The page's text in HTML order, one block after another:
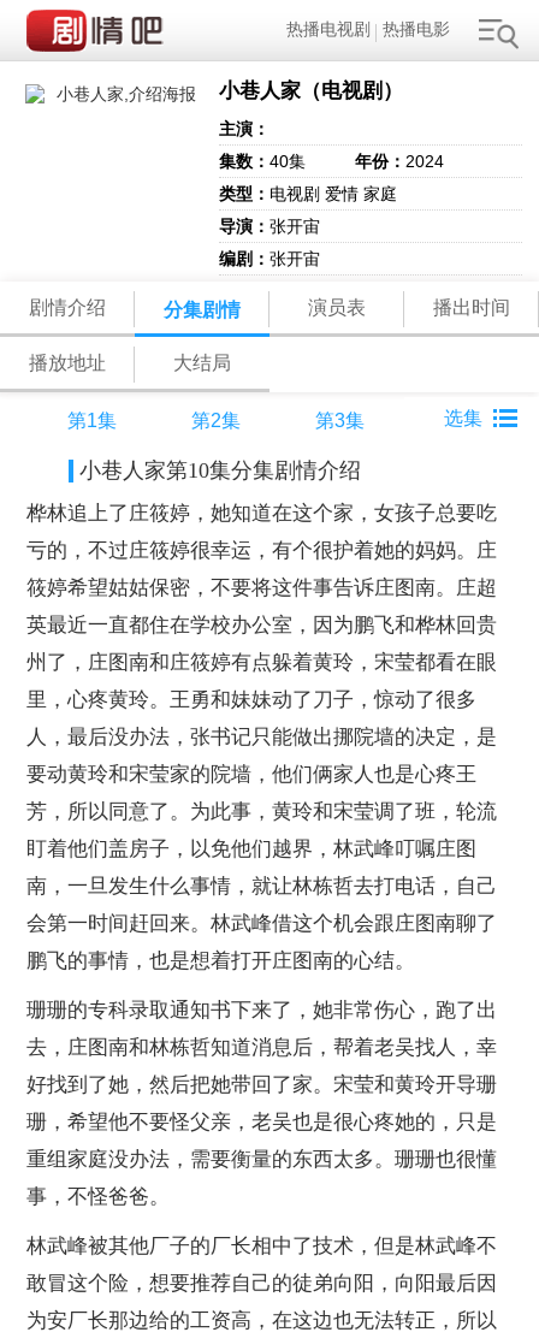
热播电视剧 热播电影
小巷人家（电视剧）
主演：
集数：40集 年份： 2024
类型： 电视剧 爱情 家庭
导演：张开宙
编剧：张开宙
剧情介绍 分集剧情 演员表 播出时间
播放地址 大结局
第1集 第2集 第3集
小巷人家第10集分集剧情介绍
桦林追上了庄筱婷，她知道在这个家，女孩子总要吃
亏的，不过庄筱婷很幸运，有个很护着她的妈妈。庄
筱婷希望姑姑保密，不要将这件事告诉庄图南。庄超
英最近一直都住在学校办公室，因为鹏飞和桦林回贵
州了，庄图南和庄筱婷有点躲着黄玲，宋莹都看在眼
里，心疼黄玲。王勇和妹妹动了刀子，惊动了很多
人，最后没办法，张书记只能做出挪院墙的决定，是
要动黄玲和宋莹家的院墙，他们俩家人也是心疼王
芳，所以同意了。为此事，黄玲和宋莹调了班，轮流
盯着他们盖房子，以免他们越界，林武峰叮嘱庄图
南，一旦发生什么事情，就让林栋哲去打电话，自己
会第一时间赶回来。林武峰借这个机会跟庄图南聊了
鹏飞的事情，也是想着打开庄图南的心结。
珊珊的专科录取通知书下来了，她非常伤心，跑了出
去，庄图南和林栋哲知道消息后，帮着老吴找人，幸
好找到了她，然后把她带回了家。宋莹和黄玲开导珊
珊，希望他不要怪父亲，老吴也是很心疼她的，只是
重组家庭没办法，需要衡量的东西太多。珊珊也很懂
事，不怪爸爸。
林武峰被其他厂子的厂长相中了技术，但是林武峰不
敢冒这个险，想要推荐自己的徒弟向阳，向阳最后因
为安厂长那边给的工资高，在这边也无法转正，所以